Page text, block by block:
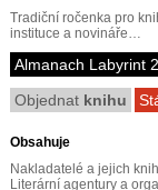
Tradiční ročenka pro
instituce a novináře…
Almanach Labyrint
Objednat knihu
Obsahuje
Nakladatelé a jejich
Literární agentury a